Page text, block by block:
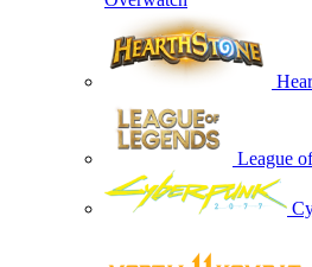
League